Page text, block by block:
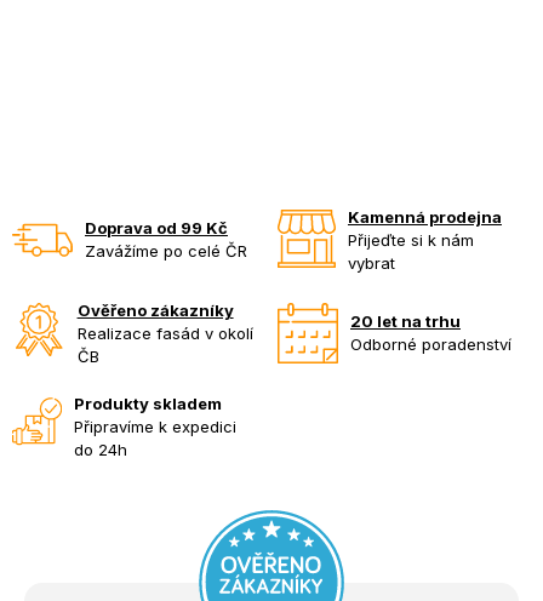
Doprava od 99 Kč
Zavážíme po celé ČR
Kamenná prodejna
Přijeďte si k nám
vybrat
Ověřeno zákazníky
Realizace fasád v okolí
ČB
20 let na trhu
Odborné poradenství
Produkty skladem
Připravíme k expedici
do 24h